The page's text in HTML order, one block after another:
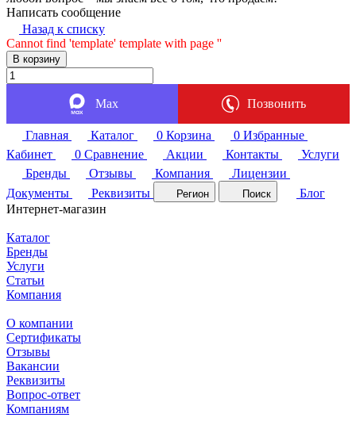
Написать сообщение
Назад к списку
Cannot find 'template' template with page ''
В корзину
Max Позвонить
Главная Каталог 0 Корзина 0 Избранные
Кабинет
0 Сравнение Акции Контакты
Услуги
Бренды
Отзывы Компания
Лицензии
Документы
Реквизиты Регион Поиск
Блог
Интернет-магазин
Каталог
Бренды
Услуги
Статьи
Компания
О компании
Сертификаты
Отзывы
Вакансии
Реквизиты
Вопрос-ответ
Компаниям